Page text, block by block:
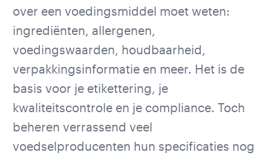
over een voedingsmiddel moet weten:
ingrediënten, allergenen,
voedingswaarden, houdbaarheid,
verpakkingsinformatie en meer. Het is de
basis voor je etikettering, je
kwaliteitscontrole en je compliance. Toch
beheren verrassend veel
voedselproducenten hun specificaties nog